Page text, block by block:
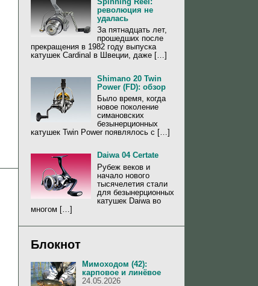
революция не
удалась
За пятнадцать лет,
прошедших после
прекращения в 1982 году выпуска
катушек Cardinal в Швеции, даже […]
Shimano 20 Twin
Power (FD): обзор
Было время, когда
новое поколение
симановских
безынерционных
катушек Twin Power появлялось с […]
Daiwa 04 Certate
Рубеж веков и
начало нового
тысячелетия стали
для безынерционных
катушек Daiwa во
многом […]
Блокнот
Мимоходом (42):
карповое и линёвое
24.05.2026